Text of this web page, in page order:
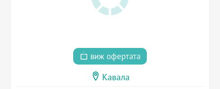
виж офертата
Кавала